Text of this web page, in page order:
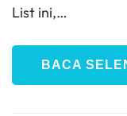
List ini,…
BACA